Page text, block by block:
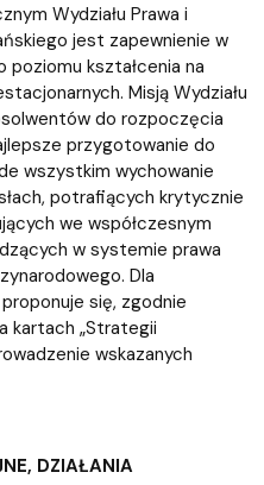
Wydziału Prawa i
jest zapewnienie w
kształcenia na
Misją Wydziału
do rozpoczęcia
przygotowanie do
wszystkim wychowanie
potrafiących krytycznie
we współczesnym
w systemie prawa
Dla
się, zgodnie
kartach „Strategii
wskazanych
DZIAŁANIA